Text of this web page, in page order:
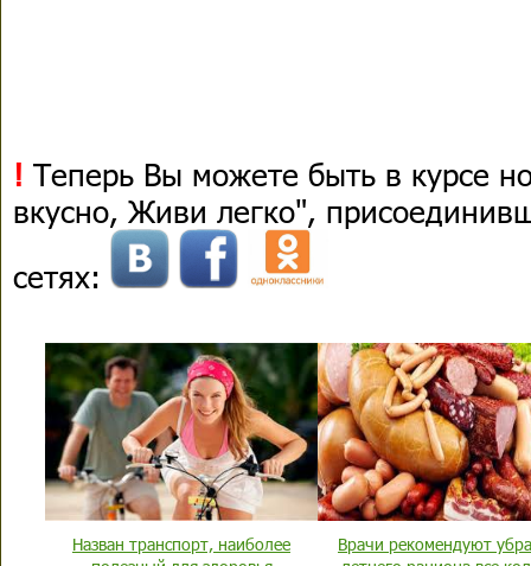
! Теперь Вы можете быть в курсе
вкусно, Живи легко",
сетях:
Назван транспорт, наиболее
Врачи рекомендуют